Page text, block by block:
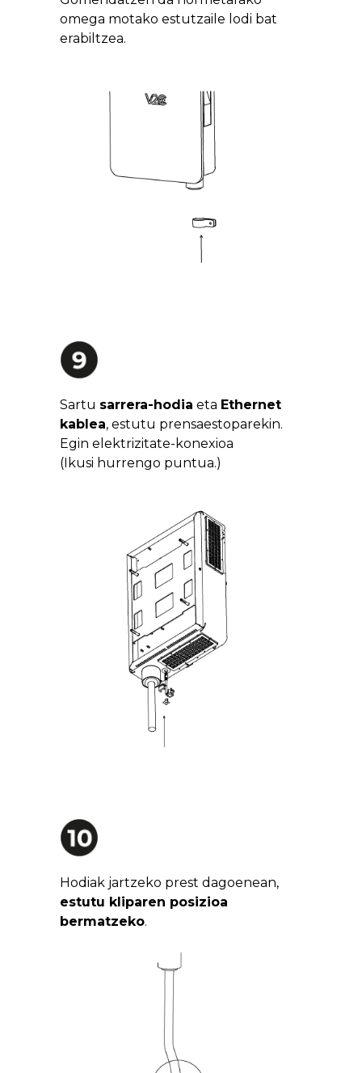
omega motako estutzaile lodi bat
erabiltzea.
Sartu sarrera-hodia eta Ethernet
kablea, estutu prensaestoparekin.
Egin elektrizitate-konexioa
(Ikusi hurrengo puntua.)
Hodiak jartzeko prest dagoenean,
estutu kliparen posizioa
bermatzeko.